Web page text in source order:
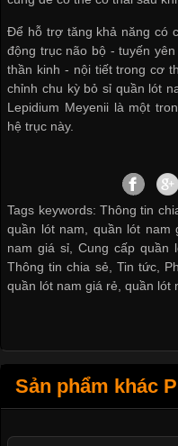
Để hỗ trợ tăng khả năng có
động trục não bộ - tuyến
thần kinh - nội tiết trong cơ
chỉnh chu kỳ bỏ sỉ quần lót
Lepidium Meyenii là một
hệ trục này.
Tags keywords: Thông tin
quần lót nam, quần lót
nam giá sỉ ,Cung cấp quần
Thông tin chia sẻ
Tin tức,
quần lót nam giá rẻ ,quần lót
Sản phẩm khác